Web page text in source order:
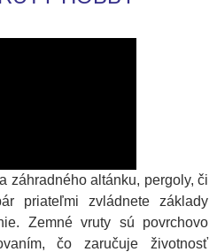
záhradného altánku, pergoly, či
priateľmi zvládnete základy
Zemné vruty sú povrchovo
čo zaručuje životnosť